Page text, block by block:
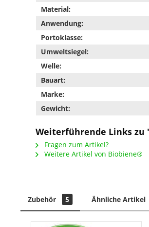
Material:
Anwendung:
Portoklasse:
Umweltsiegel:
Welle:
Bauart:
Marke:
Gewicht:
Weiterführende Links zu
Fragen zum Artikel?
Weitere Artikel von Biobiene®
Zubehör 5 Ähnliche Artikel